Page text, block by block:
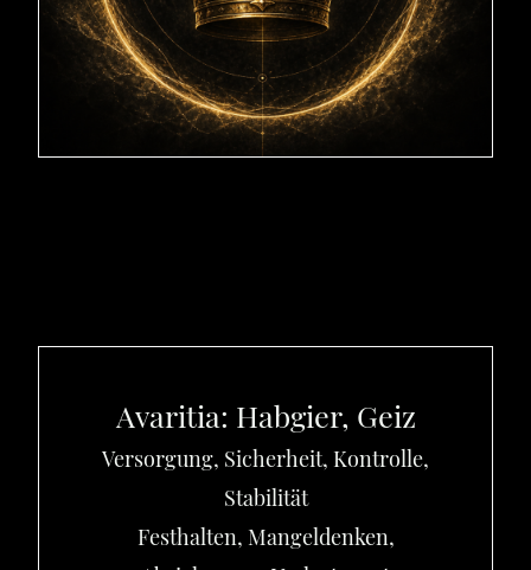
Avaritia: Habgier, Geiz
Versorgung, Sicherheit, Kontrolle,
Stabilität
Festhalten, Mangeldenken,